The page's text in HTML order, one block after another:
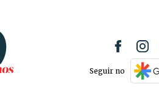
Seguir no